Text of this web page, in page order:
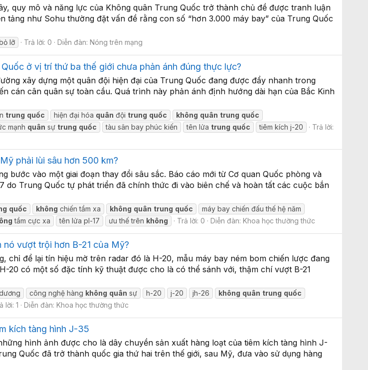
quy mô và năng lực của Không quân Trung Quốc trở thành chủ đề được tranh luận
như Sohu thường đặt vấn đề rằng con số “hơn 3.000 máy bay” của Trung Quốc
lỡ Trả lời: 0 Diễn đàn:Nóng trên mạng
ở vị trí thứ ba thế giới chưa phản ánh đúng thực lực?
xây dựng một quân đội hiện đại của Trung Quốc đang được đẩy nhanh trong
cán cân quân sự toàn cầu. Quá trình này phản ánh định hướng dài hạn của Bắc Kinh
trung quốc hiện đại hóa quân đội trung quốc không quân trung quốc
mạnh quân sự trung quốc tàu sân bay phúc kiến tên lửa trung quốc tiêm kích j-20
Trả lời:
phải lùi sâu hơn 500 km?
bước vào một giai đoạn thay đổi sâu sắc. Báo cáo mới từ Cơ quan Quốc phòng và
do Trung Quốc tự phát triển đã chính thức đi vào biên chế và hoàn tất các cuộc bắn
quốc không chiến tầm xa không quân trung quốc
máy bay chiến đấu thế hệ năm
tầm cực xa tên lửa pl-17 ưu thế trên không Trả lời: 0 Diễn đàn: Khoa học thường thức
vượt trội hơn B-21 của Mỹ?
chỉ để lại tín hiệu mờ trên radar đó là H-20, mẫu máy bay ném bom chiến lược đang
20 có một số đặc tính kỹ thuật được cho là có thể sánh với, thậm chí vượt B-21
công nghệ hàng không quân sự h-20 j-20 jh-26 không quân trung quốc
lời: 1 Diễn đàn: Khoa học thường thức
kích tàng hình J-35
hình ảnh được cho là dây chuyền sản xuất hàng loạt của tiêm kích tàng hình J-
Quốc đã trở thành quốc gia thứ hai trên thế giới, sau Mỹ, đưa vào sử dụng hàng